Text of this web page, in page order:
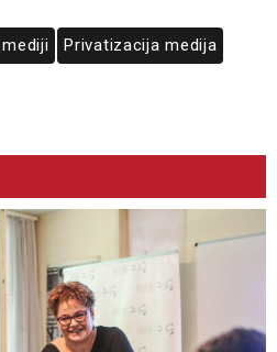
Privatizacija medija